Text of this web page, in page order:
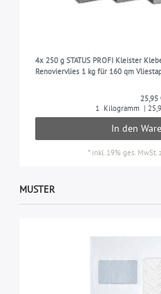
4x 250 g STATUS PROFI Kleister
Renoviervlies 1 kg für 160 qm
25,95
1 Kilogramm |
In den
* inkl. 19% ges. MwSt.
MUSTER